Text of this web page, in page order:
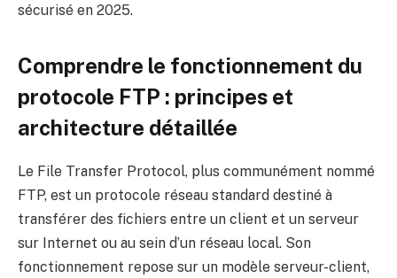
sécurisé en 2025.
Comprendre le fonctionnement du
protocole FTP : principes et
architecture détaillée
Le File Transfer Protocol, plus communément nommé
FTP, est un protocole réseau standard destiné à
transférer des fichiers entre un client et un serveur
sur Internet ou au sein d’un réseau local. Son
fonctionnement repose sur un modèle serveur-client,